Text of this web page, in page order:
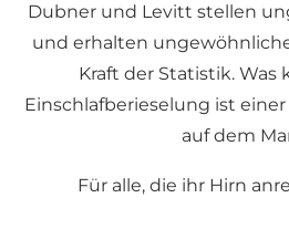
Dubner und Levitt stellen
und erhalten
Kraft der Statistik. Was
Einschlafberieselung ist
auf dem
Für alle, die ihr Hirn